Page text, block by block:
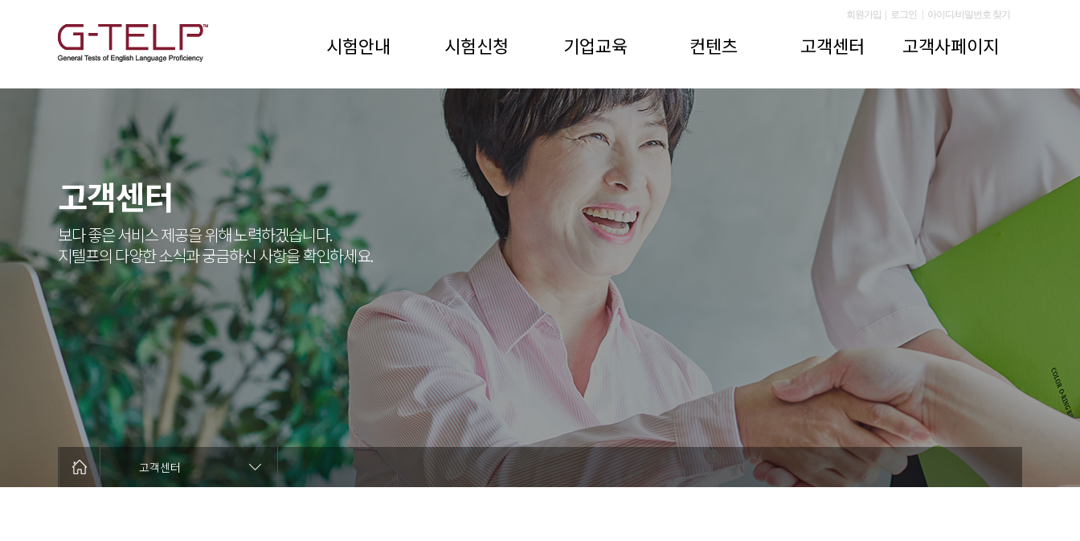
회원가입 로그인 아이디/비밀번호 찾기
시험안내 시험신청 기업교육 컨텐츠 고객센터 고객사페이지
고객센터
보다 좋은 서비스 제공을 위해 노력하겠습니다.
지텔프의 다양한 소식과 궁금하신 사항을 확인하세요.
고객센터